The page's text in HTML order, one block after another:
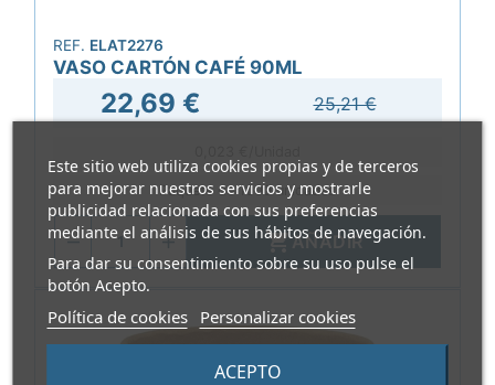
Este sitio web utiliza cookies propias y de terceros
para mejorar nuestros servicios y mostrarle
publicidad relacionada con sus preferencias
mediante el análisis de sus hábitos de navegación.
Para dar su consentimiento sobre su uso pulse el
botón Acepto.
Política de cookies Personalizar cookies
ACEPTO
REF. ELAT2276
VASO CARTÓN CAFÉ 90ML
22,69 € 25,21 €
Paquete de 1000 unidades
AÑADIR